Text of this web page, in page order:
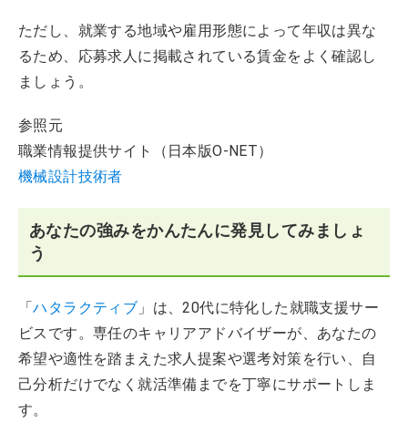
ただし、就業する地域や雇用形態によって年収は異な
るため、応募求人に掲載されている賃金をよく確認し
ましょう。
参照元
職業情報提供サイト（日本版O-NET）
機械設計技術者
あなたの強みをかんたんに発見してみましょ
う
「ハタラクティブ 」は、20代に特化した就職支援サー
ビスです。専任のキャリアアドバイザーが、あなたの
希望や適性を踏まえた求人提案や選考対策を行い、自
己分析だけでなく就活準備までを丁寧にサポートしま
す。